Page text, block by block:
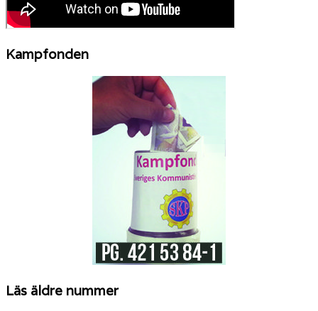
Kampfonden
Läs äldre nummer